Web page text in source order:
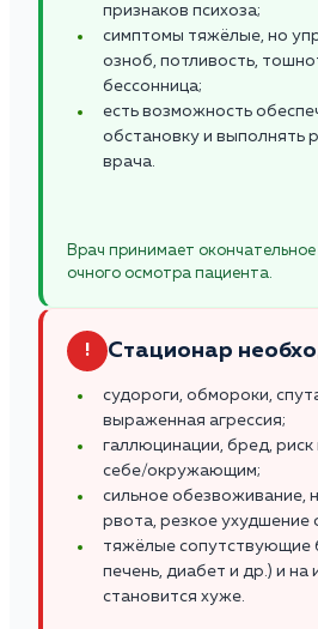
признаков психоза;
симптомы тяжёлые, но
озноб, потливость,
бессонница;
есть возможность
обстановку и выполнять
врача.
Врач принимает
очного осмотра пациента.
! Стационар
судороги, обмороки,
выраженная агрессия;
галлюцинации, бред,
себе/окружающим;
сильное обезвоживание,
рвота, резкое ухудшение
тяжёлые сопутствующие
печень, диабет и др.) и на
становится хуже.